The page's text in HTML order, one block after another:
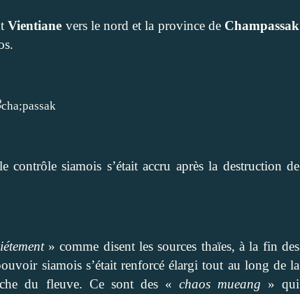
Vientiane vers le nord et la province de Champassak
contrôle siamois s’était accru après la destruction de
» comme disent les sources thaïes, à la fin des
siamois s’était renforcé élargi tout au long de la
du fleuve. Ce sont des « chaos mueang » qui